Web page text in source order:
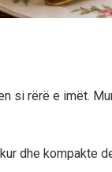
si rërë e imët.
dhe kompakte